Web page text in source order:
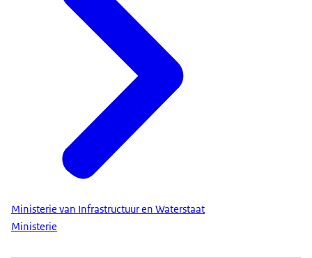
Ministerie van Infrastructuur en Waterstaat
Ministerie